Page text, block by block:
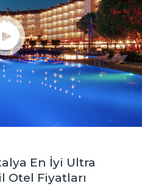
En İyi Ultra
Otel Fiyatları